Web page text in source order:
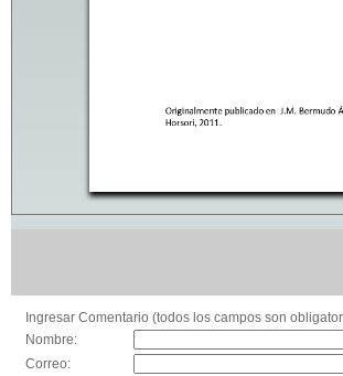
Ingresar Comentario (todos los campos son
Nombre:
Correo: